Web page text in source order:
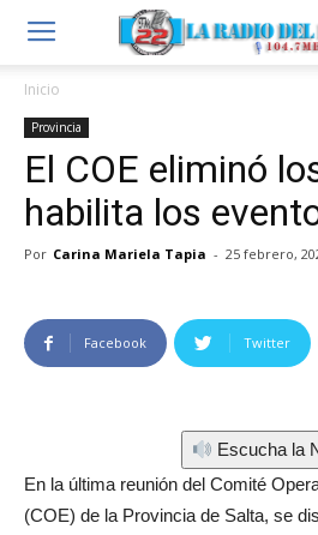
Inicio
Provincia
El COE eliminó
habilita los
Por Carina Mariela Tapia - 25 febrero,
Facebook Twitter
Escucha la
En la última reunión del Comité
(COE) de la Provincia de Salta, se